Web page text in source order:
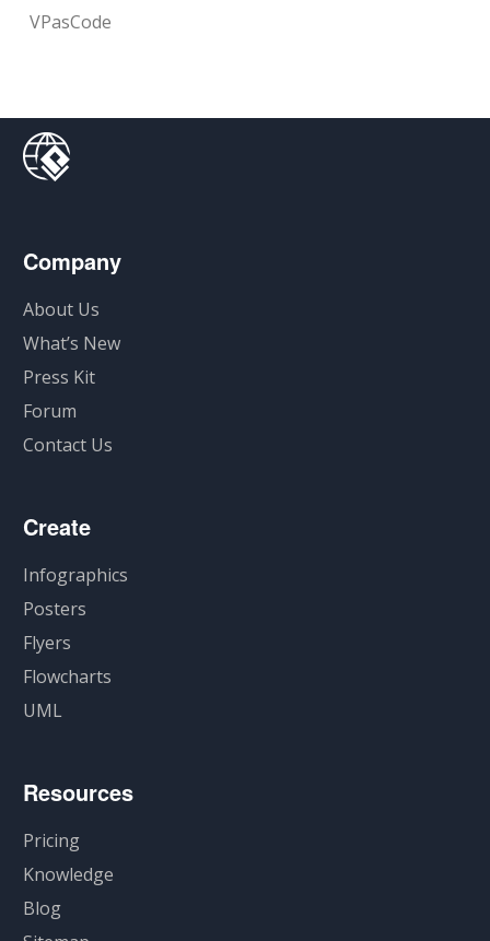
VPasCode
Company
About Us
What’s New
Press Kit
Forum
Contact Us
Create
Infographics
Posters
Flyers
Flowcharts
UML
Resources
Pricing
Knowledge
Blog